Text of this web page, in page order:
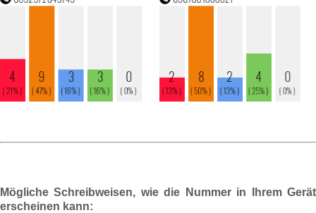
Mögliche Schreibweisen, wie die Nummer in Ihrem Gerät
erscheinen kann: